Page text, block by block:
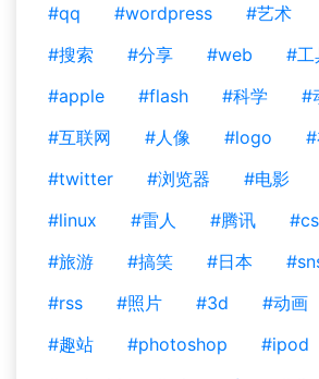
#qq
#wordpress #艺术
#搜索
#分享 #web #工
#apple
#flash #科学
#
#互联网
#人像 #logo
#twitter
#浏览器 #电影
#linux
#雷人 #腾讯
#旅游
#搞笑 #日本
#rss
#照片 #3d #动画
#趣站
#photoshop #ipod